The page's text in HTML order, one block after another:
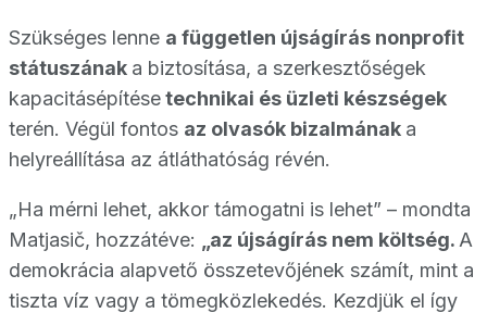
Szükséges lenne a független újságírás nonprofit
státuszának a biztosítása, a szerkesztőségek
kapacitásépítésetechnikai és üzleti készségek
terén. Végül fontos az olvasók bizalmának a
helyreállítása az átláthatóság révén.
„Ha mérni lehet, akkor támogatni is lehet” – mondta
Matjasič, hozzátéve:
„az újságírás nem költség. A
demokrácia alapvető összetevőjének számít, mint a
tiszta víz vagy a tömegközlekedés. Kezdjük el így